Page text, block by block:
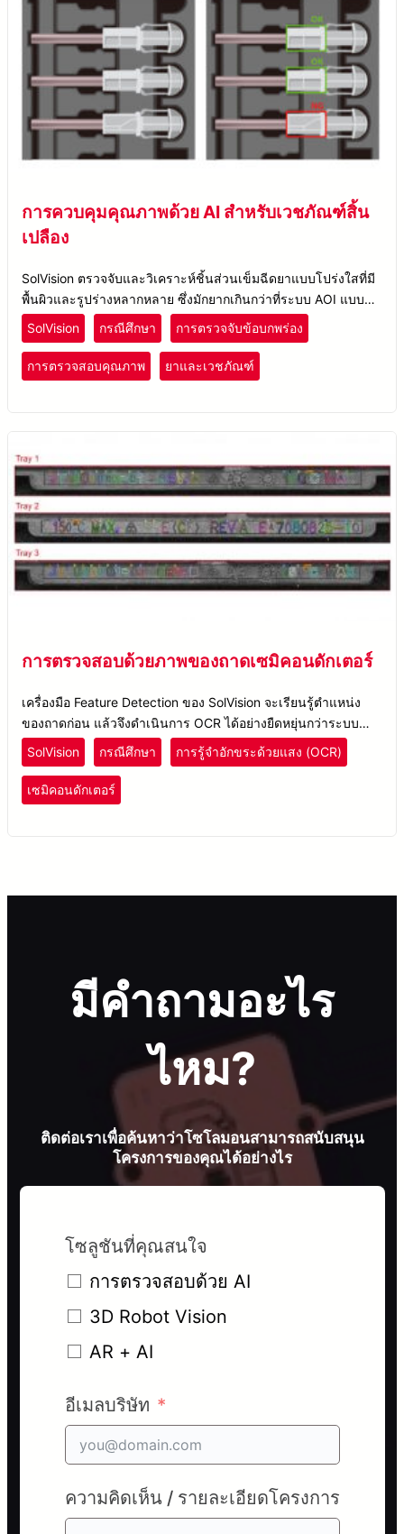
การควบคุมคุณภาพด้วย AI สำหรับเวชภัณฑ์สิ้น
เปลือง
SolVision ตรวจจับและวิเคราะห์ชิ้นส่วนเข็มฉีดยาแบบโปร่งใสที่มี
พื้นผิวและรูปร่างหลากหลาย ซึ่งมักยากเกินกว่าที่ระบบ AOI แบบ
เดิมจะตรวจสอบได้
SolVision กรณีศึกษา การตรวจจับข้อบกพร่อง
การตรวจสอบคุณภาพ ยาและเวชภัณฑ์
การตรวจสอบด้วยภาพของถาดเซมิคอนดักเตอร์
เครื่องมือ Feature Detection ของ SolVision จะเรียนรู้ตำแหน่ง
ของถาดก่อน แล้วจึงดำเนินการ OCR ได้อย่างยืดหยุ่นกว่าระบบ
AOI แบบเดิม
SolVision กรณีศึกษา การรู้จำอักขระด้วยแสง (OCR)
เซมิคอนดักเตอร์
มีคำถามอะไร
ไหม?
ติดต่อเราเพื่อค้นหาว่าโซโลมอนสามารถสนับสนุน
โครงการของคุณได้อย่างไร
โซลูชันที่คุณสนใจ
การตรวจสอบด้วย AI
3D Robot Vision
AR + AI
อีเมลบริษัท
ความคิดเห็น / รายละเอียดโครงการ